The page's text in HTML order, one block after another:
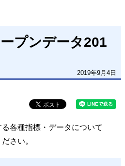
プンデータ201
2019年9月4日
各種指標・データについて
さい。